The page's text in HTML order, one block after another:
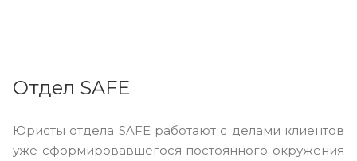
Отдел SAFE
Юристы отдела SAFE работают с делами клиентов
уже сформировавшегося постоянного окружения